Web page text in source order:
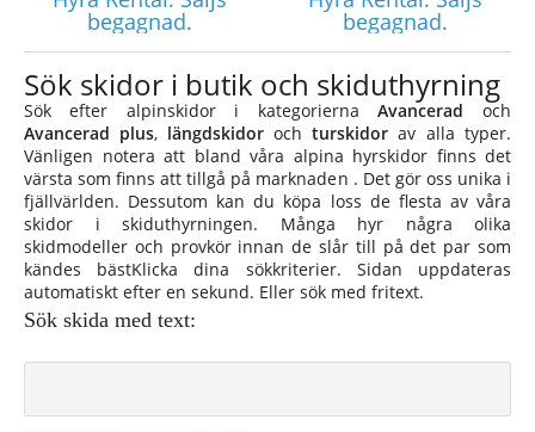
begagnad. begagnad.
Sök skidor i butik och skiduthyrning
Sök efter alpinskidor i kategorierna Avancerad och
Avancerad plus, längdskidor och turskidor av alla typer.
Vänligen notera att bland våra alpina hyrskidor finns det
värsta som finns att tillgå på marknaden . Det gör oss unika i
fjällvärlden. Dessutom kan du köpa loss de flesta av våra
skidor i skiduthyrningen. Många hyr några olika
skidmodeller och provkör innan de slår till på det par som
kändes bästKlicka dina sökkriterier. Sidan uppdateras
automatiskt efter en sekund. Eller sök med fritext.
Sök skida med text: